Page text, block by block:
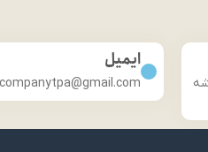
ایمیل
companytpa@gmail.com